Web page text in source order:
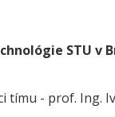
STU
tímu - prof. Ing.